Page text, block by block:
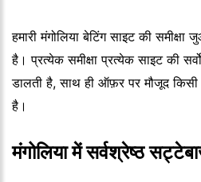
हमारी मंगोलिया बेटिंग साइट की समीक्षा
है। प्रत्येक समीक्षा प्रत्येक साइट की
डालती है, साथ ही ऑफ़र पर मौजूद किसी
है।
मंगोलिया में सर्वश्रेष्ठ